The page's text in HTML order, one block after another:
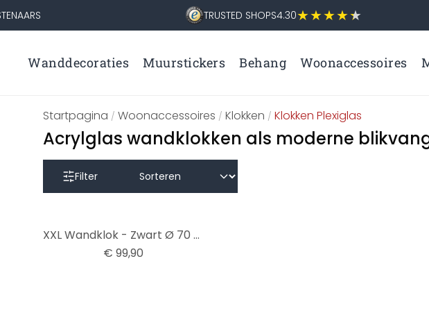
TRUSTED SHOPS4.30
Wanddecoraties Muurstickers Behang Woonaccessoires
Startpagina /Woonaccessoires / Klokken / Klokken Plexiglas
Acrylglas wandklokken als moderne
Filter
XXL Wandklok - Zwart Ø 70 cm
€ 99,90